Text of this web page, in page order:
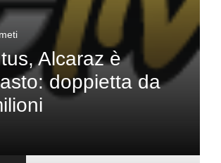
Alcaraz è
doppietta da